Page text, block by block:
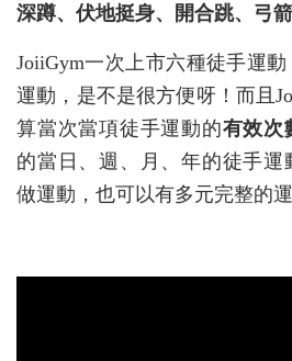
深蹲、伏地挺身、開合跳、弓
JoiiGym一次上市六種徒手運
運動，是不是很方便呀！而且
算當次當項徒手運動的有效次
的當日、週、月、年的徒手運
做運動，也可以有多元完整的